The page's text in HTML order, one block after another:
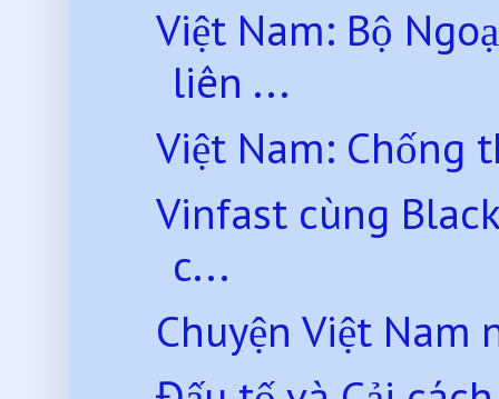
Việt Nam: Bộ
liên ...
Việt Nam: Chống
Vinfast cùng
c...
Chuyện Việt